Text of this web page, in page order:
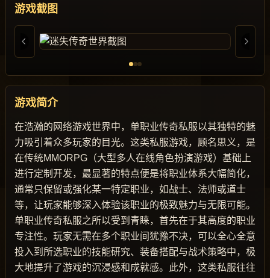
游戏截图
游戏简介
在浩瀚的网络游戏世界中，单职业传奇私服以其独特的魅
力吸引着众多玩家的目光。这类私服游戏，顾名思义，是
在传统MMORPG（大型多人在线角色扮演游戏）基础上
进行定制开发，最显著的特点便是将职业体系大幅简化，
通常只保留或强化某一特定职业，如战士、法师或道士
等，让玩家能够深入体验该职业的极致魅力与无限可能。
单职业传奇私服之所以受到青睐，首先在于其高度的职业
专注性。玩家无需在多个职业间犹豫不决，可以全心全意
投入到所选职业的技能研究、装备搭配与战术策略中，极
大地提升了游戏的沉浸感和成就感。此外，这类私服往往